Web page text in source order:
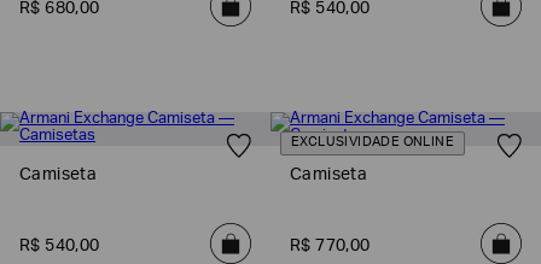
R$ 680,00
R$ 540,00
Camiseta
R$ 540,00
EXCLUSIVIDADE ONLINE
Camiseta
R$ 770,00